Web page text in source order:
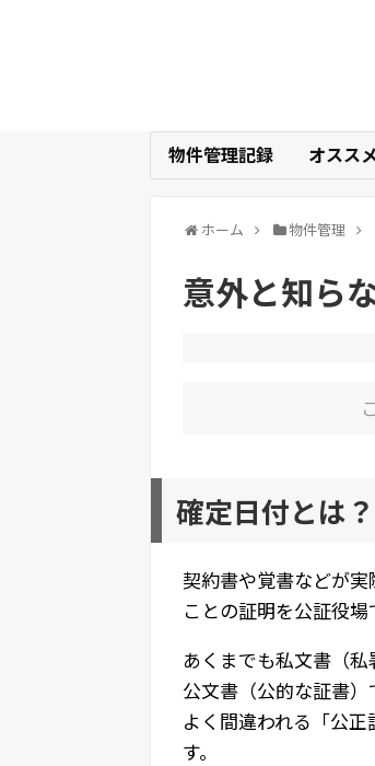
物件管理記録 オスス
ホーム 物件管理
意外と知ら
確定日付とは？
契約書や覚書などが
ことの証明を公証役場
あくまでも私文書（私
公文書（公的な証書）
よく間違われる「公
す。